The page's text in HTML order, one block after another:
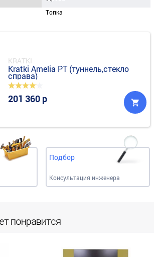
Топка
KRATKI
Kratki Amelia PT (туннель,стекло
справа)
201 360 р
Подбор
Консультация инженера
понравится